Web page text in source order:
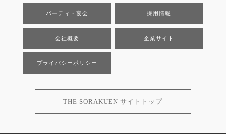
パーティ・宴会 採用情報
会社概要 企業サイト
プライバシーポリシー
THE SORAKUEN サイトトップ